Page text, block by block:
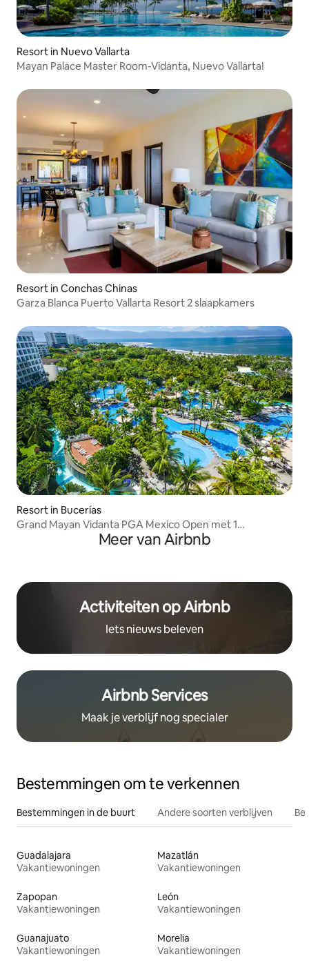
Resort in Nuevo Vallarta
Mayan Palace Master Room-Vidanta, Nuevo Vallarta!
Resort in Conchas Chinas
Garza Blanca Puerto Vallarta Resort 2 slaapkamers
Resort in Bucerías
Grand Mayan Vidanta PGA Mexico Open met 1
Meer van Airbnb
Activiteiten op Airbnb
Iets nieuws beleven
Airbnb Services
Maak je verblijf nog specialer
Bestemmingen om te verkennen
Bestemmingen in de buurt Andere soorten verblijven
Guadalajara
Vakantiewoningen
Mazatlán
Vakantiewoningen
Zapopan
Vakantiewoningen
León
Vakantiewoningen
Guanajuato
Vakantiewoningen
Morelia
Vakantiewoningen